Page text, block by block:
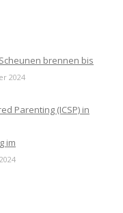
Scheunen brennen bis
2024
Parenting (ICSP) in
im